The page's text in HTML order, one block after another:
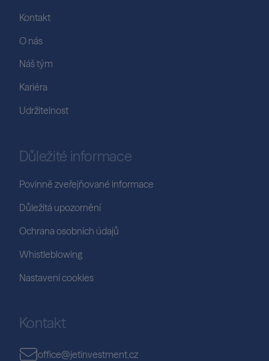
Kontakt
O nás
Náš tým
Kariéra
Udržitelnost
Důležité informace
Povinně zveřejňované informace
Důležitá upozornění
Ochrana osobních údajů
Whistleblowing
Nastavení cookies
Kontakt
office@jetinvestment.cz